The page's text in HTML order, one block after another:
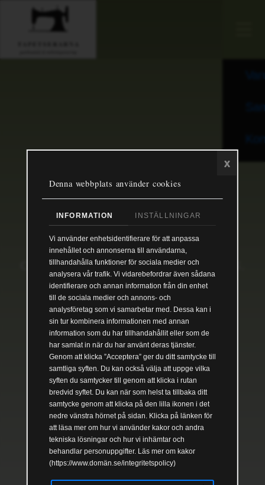
OOPS! SIDAN KUNDE INTE HITTAS.
Gå tillbaka till sista sidan
x
Denna webbplats använder cookies
INFORMATION INSTÄLLNINGAR
Vi använder enhetsidentifierare för att anpassa
innehållet och annonserna till användarna,
tillhandahålla funktioner för sociala medier och
analysera vår trafik. Vi vidarebefordrar även sådana
identifierare och annan information från din enhet
till de sociala medier och annons- och
analysföretag som vi samarbetar med. Dessa kan i
sin tur kombinera informationen med annan
information som du har tillhandahållit eller som de
har samlat in när du har använt deras tjänster.
Genom att klicka ”Acceptera” ger du ditt samtycke till
samtliga syften. Du kan också välja att uppge vilka
syften du samtycker till genom att klicka i rutan
bredvid syftet. Du kan när som helst ta tillbaka ditt
samtycke genom att klicka på den lilla ikonen i det
nedre vänstra hörnet på sidan. Klicka på länken för
att läsa mer om hur vi använder kakor och andra
tekniska lösningar och hur vi inhämtar och
behandlar personuppgifter. Läs mer om kakor
(https://www.domän.se/integritetspolicy)